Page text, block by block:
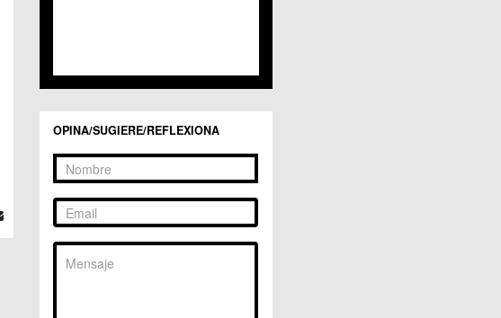
C.C. Zarandona
OPINA/SUGIERE/REFLEXIONA